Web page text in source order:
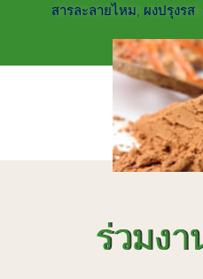
สารละลายไหม, ผงปรุงร
ร่วมงา